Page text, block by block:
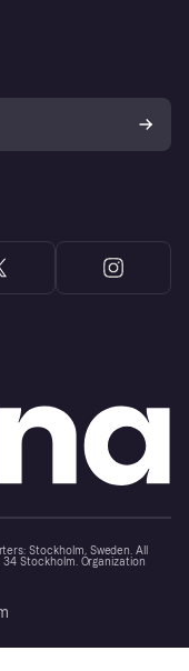
Stockholm, Sweden. All
34 Stockholm. Organization